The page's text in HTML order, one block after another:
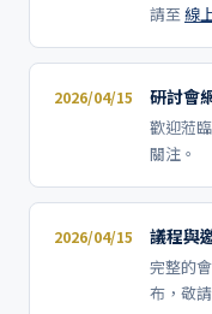
請至線
2026/04/15 研討會
歡迎蒞
關注。
2026/04/15 議程與
完整的
布，敬